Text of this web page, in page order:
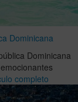
Dominicana
Dominicana
completo